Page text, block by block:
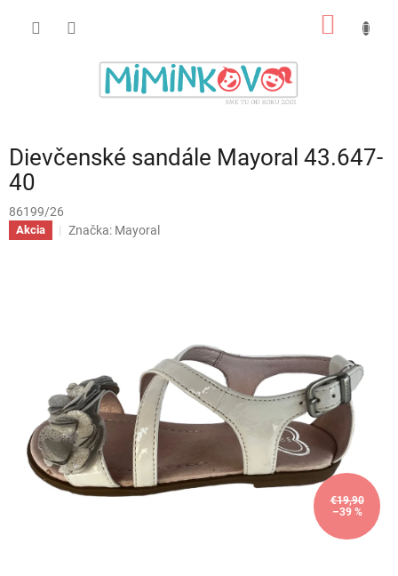
Dievčenské sandále Mayoral 43.647-
40
86199/26
Akcia Značka: Mayoral
€19,90
–39 %